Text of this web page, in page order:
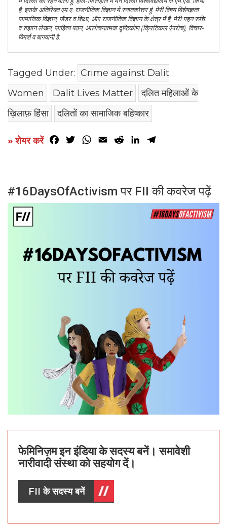
है. इसके अतिरिक्त एम.ए. राजनीतिक विज्ञान में स्नातकोत्तर हूं. मेरी विषय विशेषज्ञता
सामाजिक विज्ञान, जेंडर व शिक्षा, और राजनीतिक विज्ञान के क्षेत्र में है. मेरी गहन रूचि
व रुझान लेखन, साहित्य पठन, आलोचनात्मक दृष्टिकोण (क्रिटिकल ऐपरोच), विचार-
विमर्श व बागवानी है.
Tagged Under: Crime against Dalit
Women
Dalit Lives Matter
दलित महिलाओं के
ख़िलाफ़ हिंसा
दलितों का सामाजिक बहिष्कार
» शेयर करें Facebook
TwitterWhatsApp
Email RedditLinkedIn
#16DaysOfActivism पर FII की कवरेज पढ़ें
फेमिनिज़म इन इंडिया के सदस्य बनें। समावेशी
नारीवादी संस्था को सहयोग दें।
FII के सदस्य बनें